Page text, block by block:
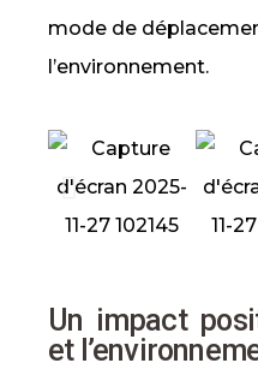
mode de
l’environnement.
Un impact
et